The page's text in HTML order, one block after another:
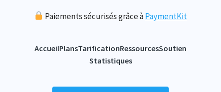
Paiements sécurisés grâce àPaymentKit
AccueilPlansTarificationRessourcesSoutien
Statistiques